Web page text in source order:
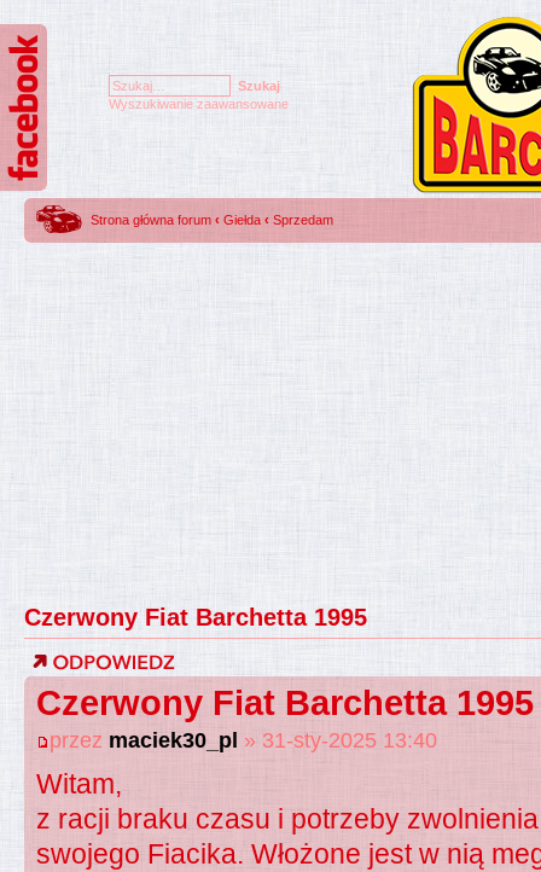
Wyszukiwanie zaawansowane
Strona główna forum ‹ Giełda ‹ Sprzedam
Czerwony Fiat Barchetta 1995
Czerwony Fiat Barchetta 1995
przez maciek30_pl » 31-sty-2025 13:40
Witam,
z racji braku czasu i potrzeby
swojego Fiacika. Włożone jest w nią